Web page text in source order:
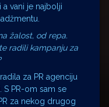
vani je najbolji
žalost, od repa.
radili kampanju za
za PR agenciju
S PR-om sam se
za nekog drugog